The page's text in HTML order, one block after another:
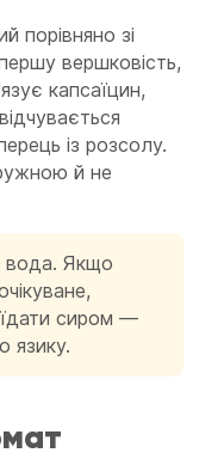
порівняно зі
вершковість,
капсаїцин,
із розсолу.
й не
вода. Якщо
сиром —
язику.